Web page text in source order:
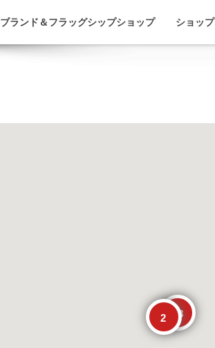
ブランド＆フラッグシップショップ ショップ
28
2